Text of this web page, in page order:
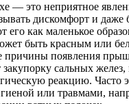
— это неприятное
дискомфорт и даже
его как маленькое
быть красным или
причины появления
сальных
реакцию. Часто
или травмами,